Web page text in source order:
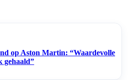
op Aston Martin: “Waardevolle
gehaald”